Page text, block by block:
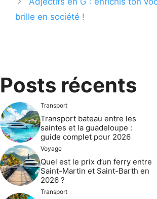
brille en société !
Posts récents
Transport
Transport bateau entre les
saintes et la guadeloupe :
guide complet pour 2026
Voyage
Quel est le prix d’un ferry entre
Saint-Martin et Saint-Barth en
2026 ?
Transport